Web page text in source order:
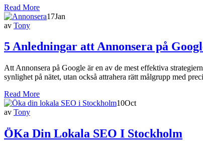
Read More
17Jan
av Tony
5 Anledningar att Annonsera på
Att Annonsera på Google är en av de mest effektiva
synlighet på nätet, utan också attrahera rätt målgrupp med
Read More
10Oct
av Tony
ÖKa Din Lokala SEO I Stockholm